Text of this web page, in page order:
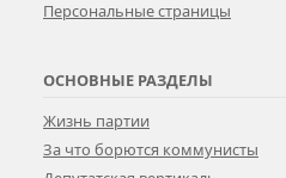
Персональные страницы
ОСНОВНЫЕ РАЗДЕЛЫ
Жизнь партии
За что борются коммунисты